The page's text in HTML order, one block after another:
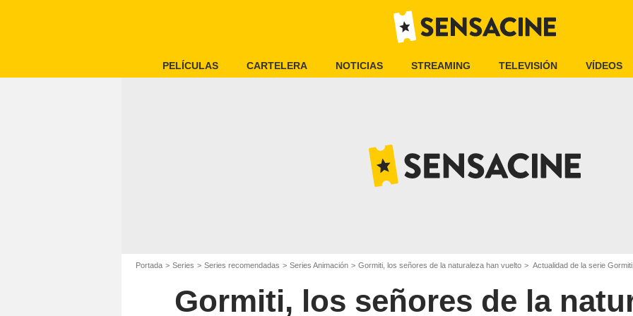
PELÍCULAS CARTELERA NOTICIAS STREAMING TELEVISIÓN VÍDEOS
Portada Series Series recomendadas Series Animación Gormiti, los señores de la naturaleza han vuelto Actualidad de la serie
Gormiti, los señores de la